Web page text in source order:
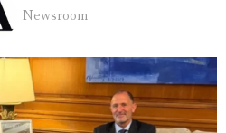
Newsroom